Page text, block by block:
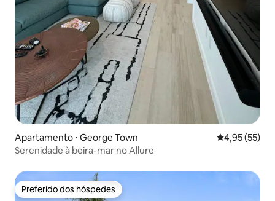
Apartamento ⋅ George Town 4,95 de uma
4,95 (55)
Serenidade à beira-mar no Allure
Preferido dos hóspedes
Preferido dos hóspedes